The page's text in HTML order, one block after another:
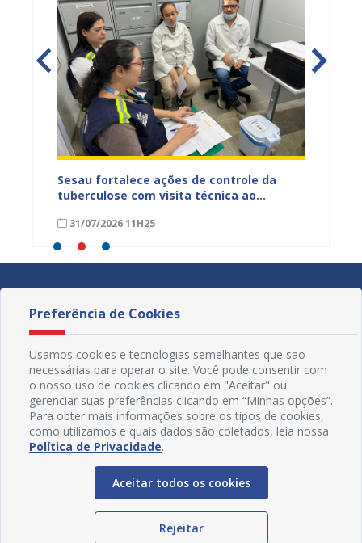
Sesau fortalece ações de controle da
tuberculose com visita técnica ao
31/07/2026 11H25
Redes Sociais
Preferência de Cookies
Usamos cookies e tecnologias semelhantes que são
necessárias para operar o site. Você pode consentir com
o nosso uso de cookies clicando em "Aceitar" ou
gerenciar suas preferências clicando em “Minhas opções”.
Para obter mais informações sobre os tipos de cookies,
como utilizamos e quais dados são coletados, leia nossa
Política de Privacidade.
Aceitar todos os cookies
Rejeitar